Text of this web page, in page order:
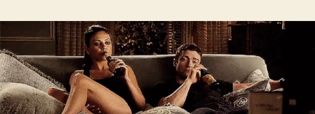
gyűlölöm
a
karácsonyi
söröket
bejegyzéshez